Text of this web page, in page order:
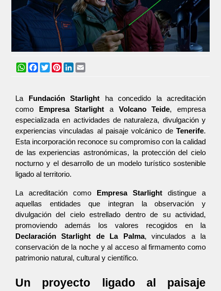
WhatsApp
Facebook
TwitterPinterest
LinkedIn
La Fundación Starlight ha concedido la acreditación
como
Empresa Starlight a Volcano Teide, empresa
especializada en actividades de naturaleza, divulgación y
experiencias vinculadas al paisaje volcánico de Tenerife.
Esta incorporación reconoce su compromiso con la calidad
de las experiencias astronómicas, la protección del cielo
nocturno y el desarrollo de un modelo turístico sostenible
ligado al territorio.
La acreditación como Empresa Starlight distingue a
aquellas entidades que integran la observación y
divulgación del cielo estrellado dentro de su actividad,
Declaración Starlight de La Palma, vinculados a la
conservación de la noche y al acceso al firmamento como
patrimonio natural, cultural y científico.
Un proyecto ligado al paisaje